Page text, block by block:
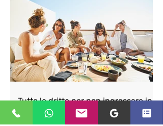
Tutte le dritte per non ingrassare in
vacanza + menù di 3 giorni con
ricette - Consigli del Programma